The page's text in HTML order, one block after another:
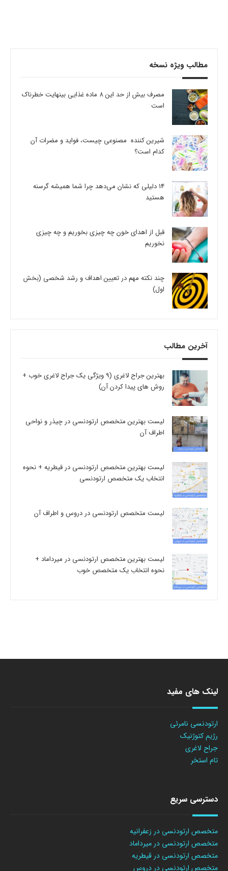
مطالب ویژه نسخه
مصرف بیش از حد این 8 ماده غذایی بینهایت خطرناک
است
شیرین کننده مصنوعی چیست، فواید و مضرات آن
کدام است؟
14 دلیلی که نشان می‌دهد چرا شما همیشه گرسنه
هستید
قبل از اهدای خون چه چیزی بخوریم و چه چیزی
نخوریم
چند نکته مهم در تعیین اهداف و رشد شخصی (بخش
اول)
آخرین مطالب
بهترین جراح لاغری (9 ویژگی یک جراح لاغری خوب +
روش های پیدا کردن آن)
لیست بهترین متخصص ارتودنسی در چیذر و نواحی
اطراف آن
لیست بهترین متخصص ارتودنسی در قیطریه + نحوه
انتخاب یک متخصص ارتودنسی
لیست متخصص ارتودنسی در دروس و اطراف آن
لیست بهترین متخصص ارتودنسی در میرداماد +
نحوه انتخاب یک متخصص خوب
لینک های مفید
ارتودنسی نامرئی
رژیم کتوژنیک
جراح لاغری
تام استخر
دسترسی سریع
متخصص ارتودنسی در زعفرانیه
متخصص ارتودنسی در میرداماد
متخصص ارتودنسی در قیطریه
متخصص ارتودنسی در دروس